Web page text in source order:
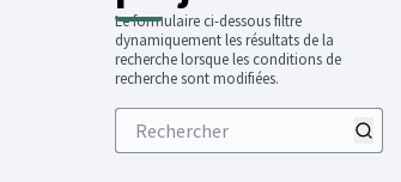
Le formulaire ci-dessous filtre
dynamiquement les résultats de la
recherche lorsque les conditions de
recherche sont modifiées.